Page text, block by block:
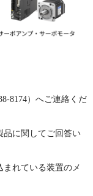
8174）へご連絡くだ
に関してご回答い
れている装置のメ